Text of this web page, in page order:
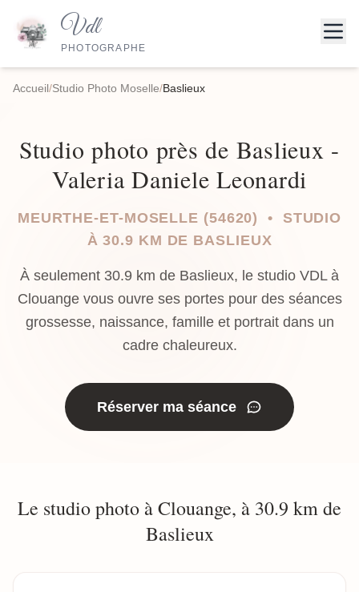
Vdl
PHOTOGRAPHE
Accueil/Studio Photo Moselle/Baslieux
Studio photo près de Baslieux -
Valeria Daniele Leonardi
MEURTHE-ET-MOSELLE (54620) • STUDIO
À 30.9 KM DE BASLIEUX
À seulement 30.9 km de Baslieux, le studio VDL à
Clouange vous ouvre ses portes pour des séances
grossesse, naissance, famille et portrait dans un
cadre chaleureux.
Réserver ma séance
Le studio photo à Clouange, à 30.9 km de
Baslieux